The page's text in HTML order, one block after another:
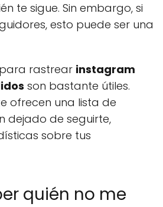
te sigue. Sin embargo, si
esto puede ser una
rastrear instagram
son bastante útiles.
ofrecen una lista de
dejado de seguirte,
sobre tus
quién no me